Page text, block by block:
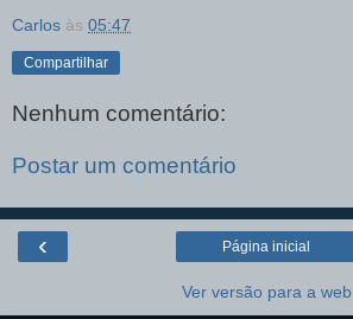
Carlos às 05:47
Compartilhar
Nenhum comentário:
Postar um comentário
‹ Página inicial
Ver versão para a web